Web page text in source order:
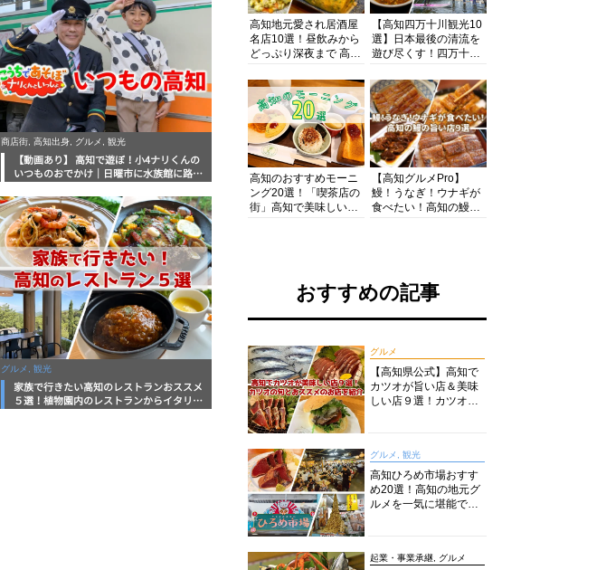
商店街, 高知出身, グルメ, 観光
【動画あり】 高知で遊ぼ！小4ナリくんの
いつものおでかけ｜日曜市に水族館に路面
グルメ, 観光
家族で行きたい高知のレストランおススメ
５選！植物園内のレストランからイタリア
高知地元愛され居酒屋
名店10選！昼飲みから
どっぷり深夜まで 高知
知グルメPro】
【高知四万十川観光10
選】日本最後の清流を
遊び尽くす！四万十川
を網羅したおすすめガ
イド
高知のおすすめモーニ
ング20選！「喫茶店の
街」高知で美味しい喫
【高知グルメPro】
鰻！うなぎ！ウナギが
食べたい！高知の鰻の
おすすめの記事
グルメ
【高知県公式】高知で
カツオが旨い店＆美味
しい店９選！カツオの
グルメ, 観光
高知ひろめ市場おすす
め20選！高知の地元グ
ルメを一気に堪能でき
起業・事業承継, グルメ